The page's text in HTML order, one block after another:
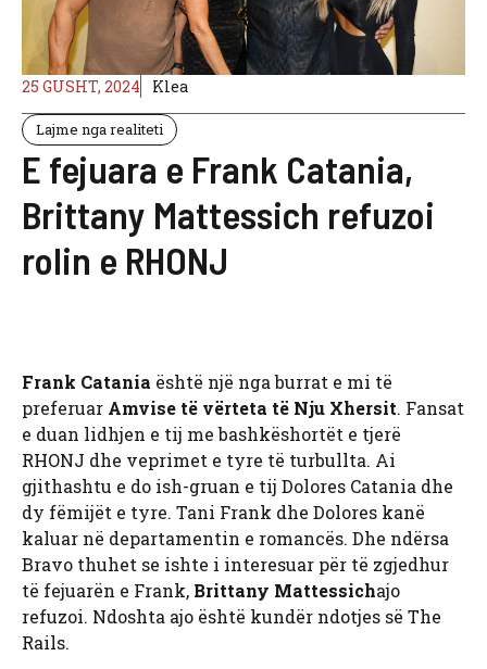
25 GUSHT, 2024 Klea
Lajme nga realiteti
E fejuara e Frank Catania,
Brittany Mattessich refuzoi
rolin e RHONJ
Frank Catania është një nga burrat e mi të
preferuar Amvise të vërteta të Nju Xhersit. Fansat
e duan lidhjen e tij me bashkëshortët e tjerë
RHONJ dhe veprimet e tyre të turbullta. Ai
gjithashtu e do ish-gruan e tij Dolores Catania dhe
dy fëmijët e tyre. Tani Frank dhe Dolores kanë
kaluar në departamentin e romancës. Dhe ndërsa
Bravo thuhet se ishte i interesuar për të zgjedhur
të fejuarën e Frank, Brittany Mattessichajo
refuzoi. Ndoshta ajo është kundër ndotjes së The
Rails.